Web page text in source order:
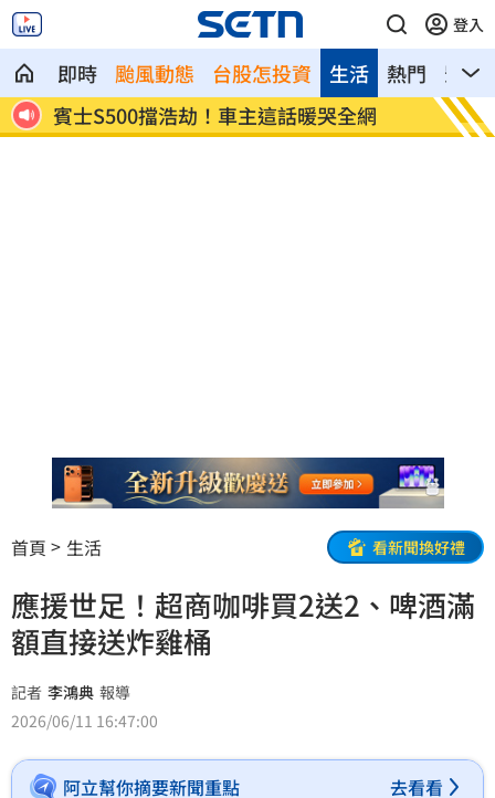
登入
即時 颱風動態 台股怎投資 熱門 影音
生活
台股暴跌誰最能扛 高含金這幾檔繳正報
酬
Q2獲
首頁 生活 看新聞換好禮
應援世足！超商咖啡買2送2、啤酒滿
額直接送炸雞桶
記者 李鴻典 報導
2026/06/11 16:47:00
阿立幫你摘要新聞重點 去看看